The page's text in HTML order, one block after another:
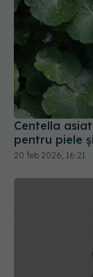
Centella
pentru piele
20 feb 2026, 16:21